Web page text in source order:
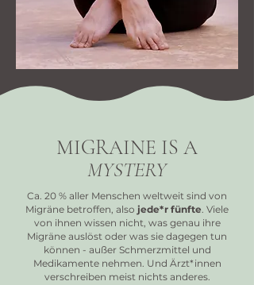
MIGRAINE IS A
MYSTERY
Ca. 20 % aller Menschen weltweit sind von
Migräne betroffen, also jede*r fünfte . Viele
von ihnen wissen nicht, was genau ihre
Migräne auslöst oder was sie dagegen tun
können - außer Schmerzmittel und
Medikamente nehmen. Und Ärzt*innen
verschreiben meist nichts anderes.